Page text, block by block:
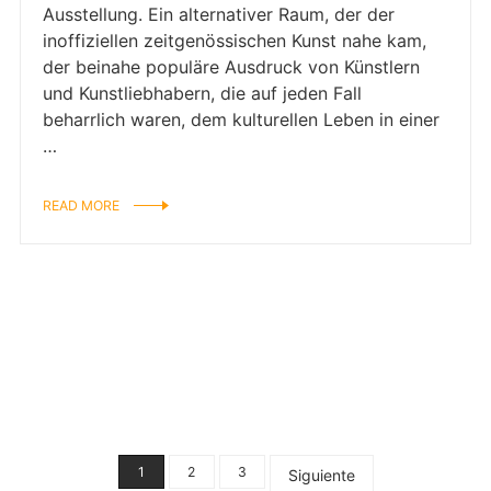
Ausstellung. Ein alternativer Raum, der der
inoffiziellen zeitgenössischen Kunst nahe kam,
der beinahe populäre Ausdruck von Künstlern
und Kunstliebhabern, die auf jeden Fall
beharrlich waren, dem kulturellen Leben in einer
…
READ MORE
1 2 3 Siguiente